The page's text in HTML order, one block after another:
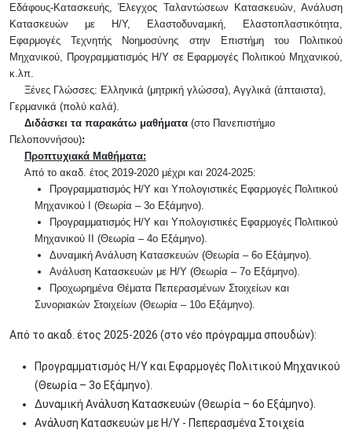
Εδάφους-Κατασκευής, Έλεγχος Ταλαντώσεων Κατασκευών, Ανάλυση
Κατασκευών με Η/Υ, Ελαστοδυναμική, Ελαστοπλαστικότητα,
Εφαρμογές Τεχνητής Νοημοσύνης στην Επιστήμη του Πολιτικού
Μηχανικού, Προγραμματισμός Η/Υ σε Εφαρμογές Πολιτικού Μηχανικού,
κ.λπ.
Ξένες Γλώσσες: Ελληνικά (μητρική γλώσσα), Αγγλικά (άπταιστα),
Γερμανικά (πολύ καλά).
Διδάσκει τα παρακάτω μαθήματα (στο Πανεπιστήμιο
Πελοποννήσου):
Προπτυχιακά Μαθήματα:
Από το ακαδ. έτος 2019-2020 μέχρι και 2024-2025:
Προγραμματισμός Η/Υ και Υπολογιστικές Εφαρμογές Πολιτικού
Μηχανικού Ι (Θεωρία – 3ο Εξάμηνο).
Προγραμματισμός Η/Υ και Υπολογιστικές Εφαρμογές Πολιτικού
Μηχανικού ΙΙ (Θεωρία – 4ο Εξάμηνο).
Δυναμική Ανάλυση Κατασκευών (Θεωρία – 6ο Εξάμηνο).
Ανάλυση Κατασκευών με Η/Υ (Θεωρία – 7ο Εξάμηνο).
Προχωρημένα Θέματα Πεπερασμένων Στοιχείων και
Συνοριακών Στοιχείων (Θεωρία – 10ο Εξάμηνο).
Από το ακαδ. έτος 2025-2026 (στο νέο πρόγραμμα σπουδών):
Προγραμματισμός Η/Υ και Εφαρμογές Πολιτικού Μηχανικού
(Θεωρία – 3ο Εξάμηνο).
Δυναμική Ανάλυση Κατασκευών (Θεωρία – 6ο Εξάμηνο).
Ανάλυση Κατασκευών με Η/Υ - Πεπερασμένα Στοιχεία